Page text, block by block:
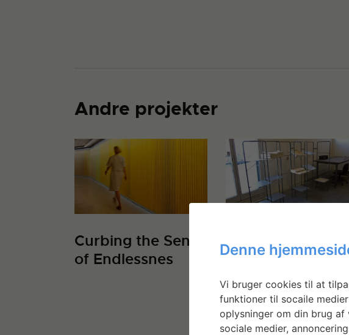
Andre projekter
Curbing the Sense
of Endlessnes
Alvilde Holm:
Displaymøbel til
Stockholm
Furniture Fair
2017
Denne
Vi bruger cookies til at
funktioner til socaile
oplysninger om din brug af
sociale medier,